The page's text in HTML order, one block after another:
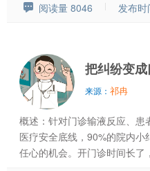
阅读量 8046 发布时
把纠纷变
来源： 祁冉
概述：针对门诊输液反应、
医疗安全底线，90%的院内小
任心的机会。开门诊时间长了